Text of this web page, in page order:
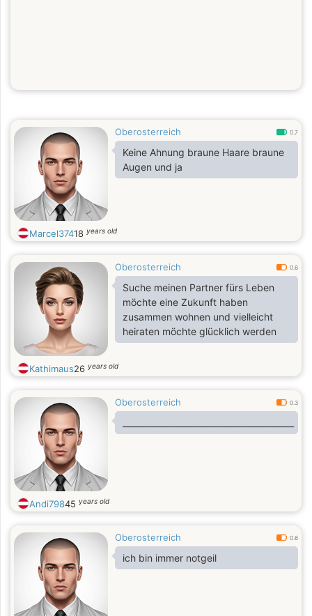
Oberosterreich 0.7
Keine Ahnung braune Haare braune
Augen und ja
Marcel37418 years old
Oberosterreich 0.6
Suche meinen Partner fürs Leben
möchte eine Zukunft haben
zusammen wohnen und vielleicht
heiraten möchte glücklich werden
Kathimaus26 years old
Oberosterreich 0.3
Andi79845 years old
Oberosterreich 0.6
ich bin immer notgeil